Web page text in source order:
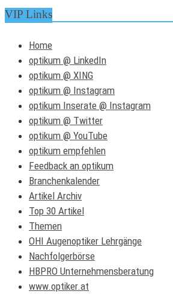
VIP Links
Home
optikum @ LinkedIn
optikum @ XING
optikum @ Instagram
optikum Inserate @ Instagram
optikum @ Twitter
optikum @ YouTube
optikum empfehlen
Feedback an optikum
Branchenkalender
Artikel Archiv
Top 30 Artikel
Themen
OHI Augenoptiker Lehrgänge
Nachfolgerbörse
HBPRO Unternehmensberatung
www.optiker.at